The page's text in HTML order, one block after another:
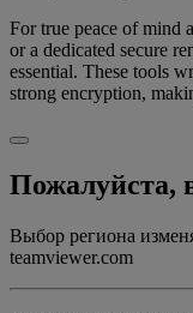
For true peace of mind
or a dedicated secure
essential. These tools
strong encryption,
Пожалуйста,
Выбор региона
teamviewer.com